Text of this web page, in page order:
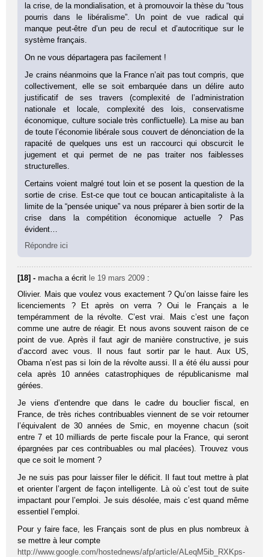
la crise, de la mondialisation, et à promouvoir la thèse du “tous
pourris dans le libéralisme”. Un point de vue radical qui
manque peut-être d’un peu de recul et d’autocritique sur le
système français.
On ne vous départagera pas facilement !
Je crains néanmoins que la France n’ait pas tout compris, que
collectivement, elle se soit embarquée dans un délire auto
justificatif de ses travers (complexité de l’administration
nationale et locale, complexité des lois, conservatisme
économique, culture sociale très conflictuelle). La mise au ban
de toute l’économie libérale sous couvert de dénonciation de la
rapacité de quelques uns est un raccourci qui obscurcit le
jugement et qui permet de ne pas traiter nos faiblesses
structurelles.
Certains voient malgré tout loin et se posent la question de la
sortie de crise. Est-ce que tout ce boucan anticapitaliste à la
limite de la “pensée unique” va nous préparer à bien sortir de la
crise dans la compétition économique actuelle ? Pas
évident…
Répondre ici
[18] - macha a écrit le 19 mars 2009 :
Olivier. Mais que voulez vous exactement ? Qu’on laisse faire les
licenciements ? Et après on verra ? Oui le Français a le
tempéramment de la révolte. C’est vrai. Mais c’est une façon
comme une autre de réagir. Et nous avons souvent raison de ce
point de vue. Après il faut agir de manière constructive, je suis
d’accord avec vous. Il nous faut sortir par le haut. Aux US,
Obama n’est pas si loin de la révolte aussi. Il a été élu aussi pour
cela après 10 années catastrophiques de républicanisme mal
gérées.
Je viens d’entendre que dans le cadre du bouclier fiscal, en
France, de très riches contribuables viennent de se voir retourner
l’équivalent de 30 années de Smic, en moyenne chacun (soit
entre 7 et 10 milliards de perte fiscale pour la France, qui seront
épargnées par ces contribuables ou mal placées). Trouvez vous
que ce soit le moment ?
Je ne suis pas pour laisser filer le déficit. Il faut tout mettre à plat
et orienter l’argent de façon intelligente. Là où c’est tout de suite
impactant pour l’emploi. Je suis désolée, mais c’est quand même
essentiel l’emploi.
Pour y faire face, les Français sont de plus en plus nombreux à
se mettre à leur compte
http://www.google.com/hostednews/afp/article/ALeqM5ib_RXKps-